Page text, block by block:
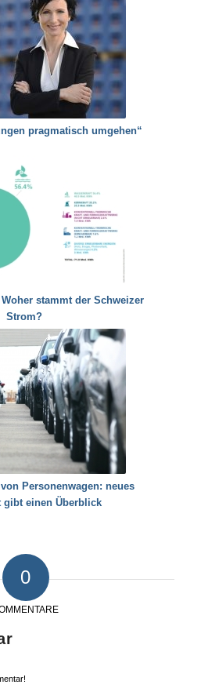
pragmatisch umgehen“
stammt der Schweizer
Strom?
Personenwagen: neues
gibt einen Überblick
0